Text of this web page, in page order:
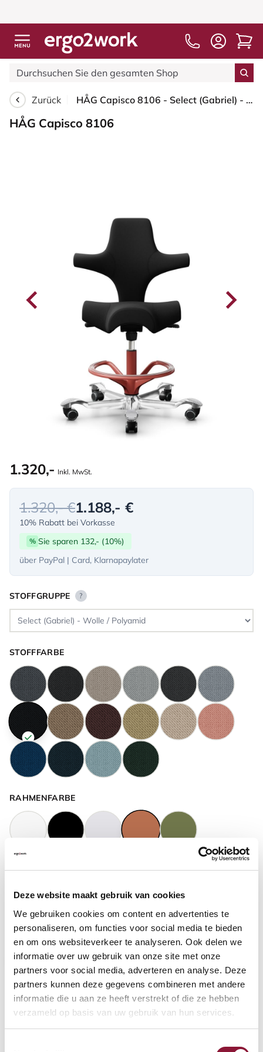
Deze website maakt gebruik van cookies
We gebruiken cookies om content en advertenties te
personaliseren, om functies voor social media te bieden
en om ons websiteverkeer te analyseren. Ook delen we
informatie over uw gebruik van onze site met onze
partners voor social media, adverteren en analyse. Deze
partners kunnen deze gegevens combineren met andere
informatie die u aan ze heeft verstrekt of die ze hebben
verzameld op basis van uw gebruik van hun services.
Zurück HÅG Capisco 8106 - Select (Gabriel) - Wolle / Polyamid - SC60999 - Black - Blush Rose - 200 mm (Sitzhöhe 46-64cm) - Weiche Rollen für harte Böden
HÅG Capisco 8106
1.320,- Inkl. MwSt.
1.320,- €1.188,- €
10% Rabatt bei Vorkasse
% Sie sparen 132,- (10%)
über PayPal | Card, Klarnapaylater
STOFFGRUPPE ?
STOFFFARBE
RAHMENFARBE
GASFEDERHÖHE
BODENKONTAKT
FUSSRING ?